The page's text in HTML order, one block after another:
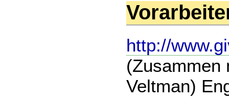
http://
(Zusammen
Veltman)